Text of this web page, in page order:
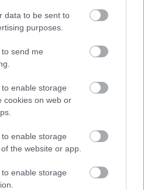
data to be sent to
purposes.
send me
enable storage
cookies on web or
enable storage
the website or app.
enable storage
Didrihsone atklāti par
laiku pēc dēla
piedzimšanas